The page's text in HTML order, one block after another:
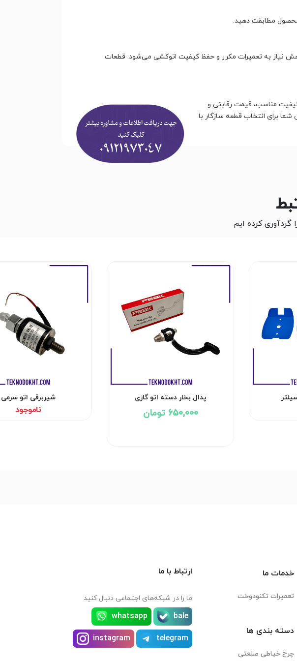
محصول مطابقت دهید.
کاهش نیاز به تعمیرات مکرر و حفظ کیفیت اتوکشی می‌شود. قطعات
کیفیت مناسب، قیمت رقابتی و
برای انتخاب قطعه سازگار با
کرده ایم
پدال بخار دسته اتو گازی
650,000 تومان
شیربرقی اتو سرمی
ناموجود
خدمات ما
تعمیرات تکنودوخت
دسته بندی ها
چرخ خیاطی صنعتی
ارتباط با ما
ما را در شبکه‌های اجتماعی دنبال کنید
bale
whatsapp
telegram
instagram